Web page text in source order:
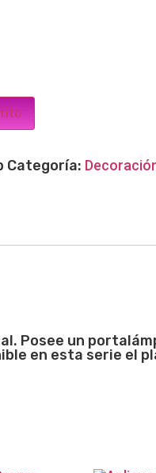
Categoría:
Posee un
en esta serie el